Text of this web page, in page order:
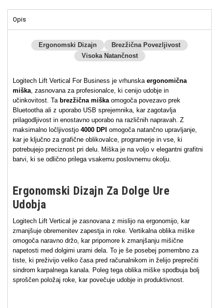
Opis
Ergonomski Dizajn
Brezžična Povezljivost
Visoka Natančnost
Logitech Lift Vertical For Business je vrhunska ergonomična
miška, zasnovana za profesionalce, ki cenijo udobje in
učinkovitost. Ta brezžična miškaomogoča povezavo prek
Bluetootha ali z uporabo USB sprejemnika, kar zagotavlja
prilagodljivost in enostavno uporabo na različnih napravah. Z
maksimalno ločljivostjo 4000 DPI omogoča natančno upravljanje,
kar je ključno za grafične oblikovalce, programerje in vse, ki
potrebujejo preciznost pri delu. Miška je na voljo v elegantni grafitni
barvi, ki se odlično prilega vsakemu poslovnemu okolju.
Ergonomski Dizajn Za Dolge Ure
Udobja
Logitech Lift Vertical je zasnovana z mislijo na ergonomijo, kar
zmanjšuje obremenitev zapestja in roke. Vertikalna oblika miške
omogoča naravno držo, kar pripomore k zmanjšanju mišične
napetosti med dolgimi urami dela. To je še posebej pomembno za
tiste, ki preživijo veliko časa pred računalnikom in želijo preprečiti
sindrom karpalnega kanala. Poleg tega oblika miške spodbuja bolj
sproščen položaj roke, kar povečuje udobje in produktivnost.